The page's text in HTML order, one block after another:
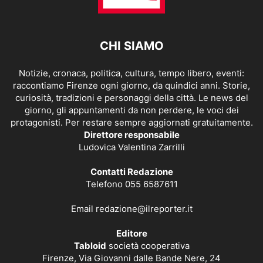
CHI SIAMO
Notizie, cronaca, politica, cultura, tempo libero, eventi:
raccontiamo Firenze ogni giorno, da quindici anni. Storie,
curiosità, tradizioni e personaggi della città. Le news del
giorno, gli appuntamenti da non perdere, le voci dei
protagonisti. Per restare sempre aggiornati gratuitamente.
Direttore responsabile
Ludovica Valentina Zarrilli
Contatti Redazione
Telefono 055 6587611
Email redazione@ilreporter.it
Editore
Tabloid società cooperativa
Firenze, Via Giovanni dalle Bande Nere, 24